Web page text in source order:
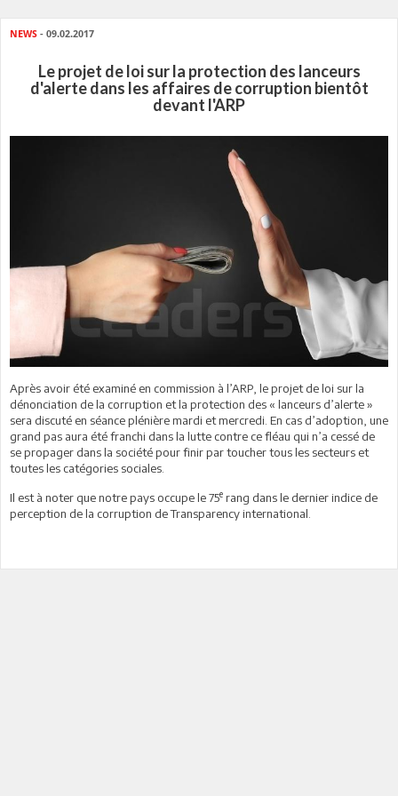
NEWS - 09.02.2017
Le projet de loi sur la protection des lanceurs
d'alerte dans les affaires de corruption bientôt
devant l'ARP
Après avoir été examiné en commission à l’ARP, le projet de loi sur la
dénonciation de la corruption et la protection des « lanceurs d’alerte »
sera discuté en séance plénière mardi et mercredi. En cas d’adoption, une
grand pas aura été franchi dans la lutte contre ce fléau qui n’a cessé de
se propager dans la société pour finir par toucher tous les secteurs et
toutes les catégories sociales.
Il est à noter que notre pays occupe le 75e rang dans le dernier indice de
perception de la corruption de Transparency international.